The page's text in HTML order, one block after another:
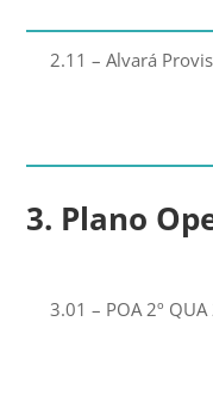
2.11 – Alvará
3. Plano
3.01 – POA 2º